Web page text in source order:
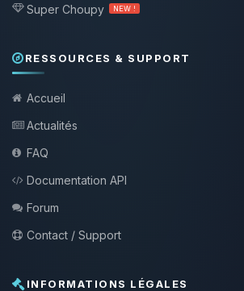
Super Choupy NEW !
RESSOURCES & SUPPORT
Accueil
Actualités
FAQ
Documentation API
Forum
Contact / Support
INFORMATIONS LÉGALES